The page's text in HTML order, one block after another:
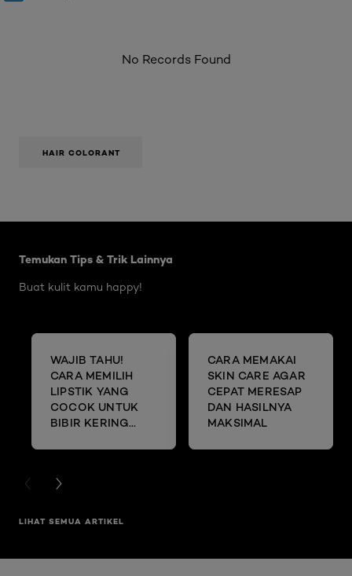
No Records Found
HAIR COLORANT
Temukan Tips & Trik Lainnya
Buat kulit kamu happy!
WAJIB TAHU!
CARA MEMILIH
LIPSTIK YANG
COCOK UNTUK
BIBIR KERING
CARA MEMAKAI
SKIN CARE AGAR
CEPAT MERESAP
DAN HASILNYA
MAKSIMAL
PREVIOUS CARD
NEXT CARD
LIHAT SEMUA ARTIKEL